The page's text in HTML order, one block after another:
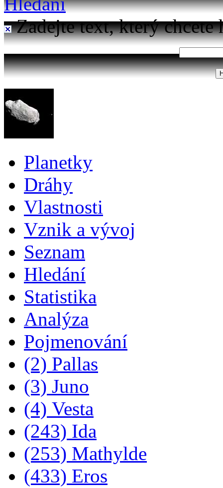
Zadejte text, který chcete
Planetky
Dráhy
Vlastnosti
Vznik a vývoj
Seznam
Hledání
Statistika
Analýza
Pojmenování
(2) Pallas
(3) Juno
(4) Vesta
(243) Ida
(253) Mathylde
(433) Eros